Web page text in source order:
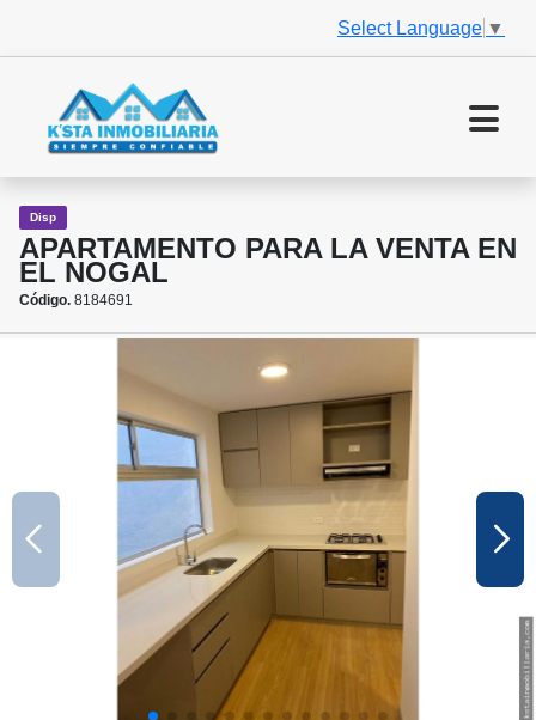
Select Language ▼
Disp
APARTAMENTO PARA LA VENTA EN
EL NOGAL
Código. 8184691